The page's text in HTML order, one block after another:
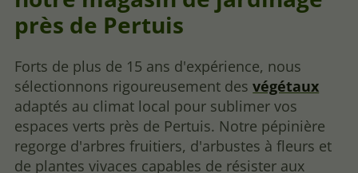
près de Pertuis
Forts de plus de 15 ans d'expérience, nous
sélectionnons rigoureusement desvégétaux
adaptés au climat local pour sublimer vos
espaces verts près de Pertuis. Notre pépinière
regorge d'arbres fruitiers, d'arbustes à fleurs et
de plantes vivaces capables de résister aux